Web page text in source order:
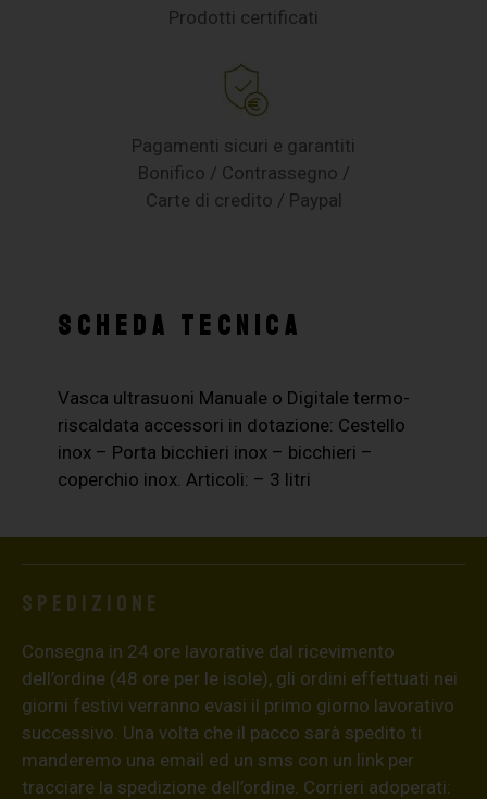
Prodotti certificati
Pagamenti sicuri e garantiti
Bonifico / Contrassegno /
Carte di credito / Paypal
SCHEDA TECNICA
Vasca ultrasuoni Manuale o Digitale termo-
riscaldata accessori in dotazione: Cestello
inox – Porta bicchieri inox – bicchieri –
coperchio inox. Articoli: – 3 litri
Spedizione
Consegna in 24 ore lavorative dal ricevimento
dell’ordine (48 ore per le isole), gli ordini effettuati nei
giorni festivi verranno evasi il primo giorno lavorativo
successivo. Una volta che il pacco sarà spedito ti
manderemo una email ed un sms con un link per
tracciare la spedizione dell’ordine. Corrieri adoperati: